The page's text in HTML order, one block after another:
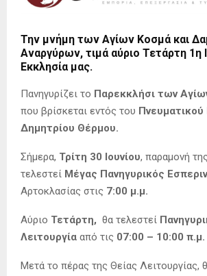
Την μνήμη των Αγίων Κοσμά και
Αναργύρων, τιμά αύριο Τετάρτη 1η
Εκκλησία μας.
Πανηγυρίζει το Παρεκκλήσι των
που βρίσκεται εντός του Πνευματικού
Δημητρίου Θέρμου.
Σήμερα, Τρίτη 30 Ιουνίου, παραμονή
τελεστεί Μέγας Πανηγυρικός
Αρτοκλασίας στις 7:00 μ.μ.
Αύριο Τετάρτη, θα τελεστεί
Λειτουργία από τις 07:00 – 10:00 π.μ.
Μετά το πέρας της Θείας Λειτουργίας,